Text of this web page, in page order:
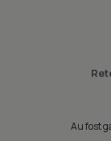
Au fost